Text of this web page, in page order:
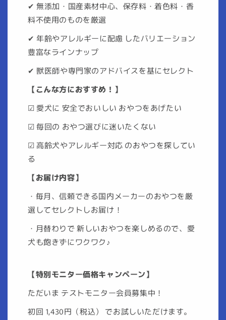
✔ 無添加・国産素材中心、保存料・着色料・香
料不使用のものを厳選
✔ 年齢やアレルギーに配慮 したバリエーション
豊富なラインナップ
✔ 獣医師や専門家のアドバイスを基にセレクト
【こんな方におすすめ！】
☑ 愛犬に 安全でおいしい おやつをあげたい
☑ 毎回の おやつ選びに迷いたくない
☑ 高齢犬やアレルギー対応 のおやつを探してい
る
【お届け内容】
・毎月、信頼できる国内メーカーのおやつを厳
選してセレクトしお届け！
・月替わりで 新しいおやつを楽しめるので、愛
犬も飽きずにワクワク♪
【特別モニター価格キャンペーン】
ただいま テストモニター会員募集中！
初回 1,430円（税込） でお試しいただけます。